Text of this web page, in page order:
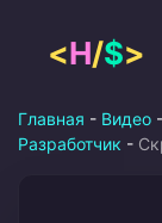
содержимому
<H/$>
Главная - Видео -
Разработчик -